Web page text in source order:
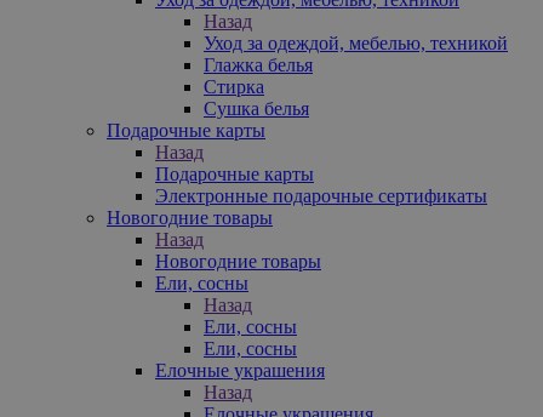
Назад
Уход за одеждой, мебелью, техникой
Глажка белья
Стирка
Сушка белья
Подарочные карты
Назад
Подарочные карты
Электронные подарочные сертификаты
Новогодние товары
Назад
Новогодние товары
Ели, сосны
Назад
Ели, сосны
Ели, сосны
Елочные украшения
Назад